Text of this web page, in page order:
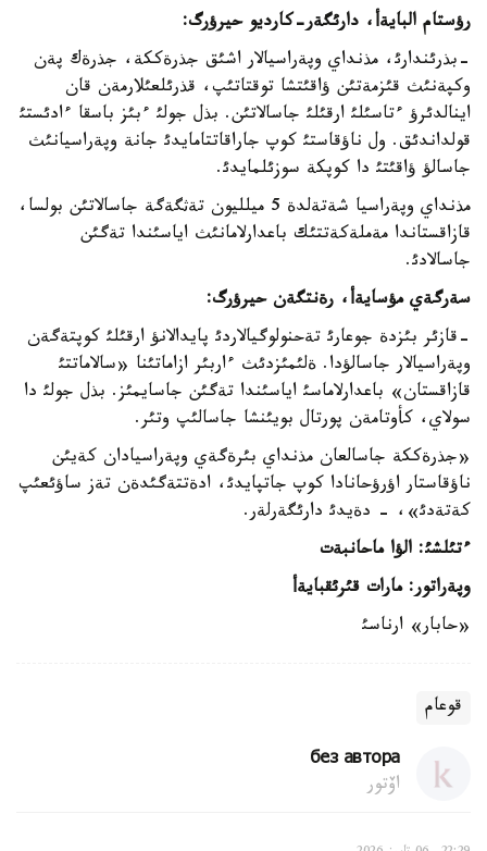
رؤستام البايةأ، دارئگةر-كارديو حيرؤرگ:
-بذرئندارئ، مذنداي وپةراسيالار اشئق جذرةككة، جذرةك پةن
وكپةنئث قئزمةتئن ؤاقئتشا توقتاتئپ، قذرئلعئلارمةن قان
اينالدئرؤ ءتاسئلئ ارقئلئ جاسالاتئن. بذل جولئ ءبئز باسقا ءادئستئ
قولداندئق. ول ناؤقاستئ كوپ جاراقاتتامايدئ جانة وپةراسيانئث
جاسالؤ ؤاقئتئ دا كوپكة سوزئلمايدئ.
مذنداي وپةراسيا شةتةلدة 5 ميلليون تةثگةگة جاسالاتئن بولسا،
قازاقستاندا مةملةكةتتئك باعدارلامانئث اياسئندا تةگئن
جاسالادئ.
سةرگةي مؤسايةأ، رةنتگةن حيرؤرگ:
-قازئر بئزدة جوعارئ تةحنولوگيالاردئ پايدالانؤ ارقئلئ كوپتةگةن
وپةراسيالار جاسالؤدا. ةلئمئزدئث ءاربئر ازاماتئنا «سالاماتتئ
قازاقستان» باعدارلاماسئ اياسئندا تةگئن جاسايمئز. بذل جولئ دا
سولاي، كأوتامةن پورتال بويئنشا جاسالئپ وتئر.
«جذرةككة جاسالعان مذنداي بئرةگةي وپةراسيادان كةيئن
ناؤقاستار اؤرؤحانادا كوپ جاتپايدئ، ادةتتةگئدةن تةز ساؤئعئپ
كةتةدئ»، - دةيدئ دارئگةرلةر.
ءتئلشئ: الؤا ماحانبةت
وپةراتور:مارات قئرئقبايةأ
«حابار» ارناسئ
قوعام
без автора
اۆتور